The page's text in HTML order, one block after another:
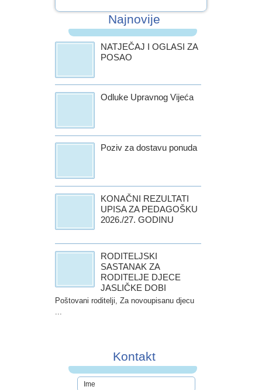
Najnovije
NATJEČAJ I OGLASI ZA
POSAO
Odluke Upravnog Vijeća
Poziv za dostavu ponuda
KONAČNI REZULTATI
UPISA ZA PEDAGOŠKU
2026./27. GODINU
RODITELJSKI
SASTANAK ZA
RODITELJE DJECE
JASLIČKE DOBI
Poštovani roditelji, Za novoupisanu djecu
Kontakt